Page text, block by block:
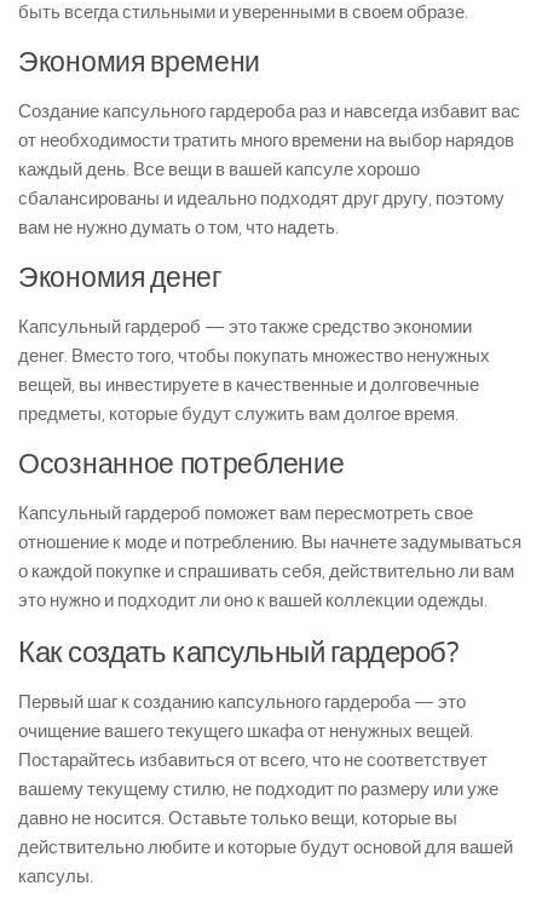
быть всегда стильными и уверенными в своем образе.
Экономия времени
Создание капсульного гардероба раз и навсегда избавит вас
от необходимости тратить много времени на выбор нарядов
каждый день. Все вещи в вашей капсуле хорошо
сбалансированы и идеально подходят друг другу, поэтому
вам не нужно думать о том, что надеть.
Экономия денег
Капсульный гардероб — это также средство экономии
денег. Вместо того, чтобы покупать множество ненужных
вещей, вы инвестируете в качественные и долговечные
предметы, которые будут служить вам долгое время.
Осознанное потребление
Капсульный гардероб поможет вам пересмотреть свое
отношение к моде и потреблению. Вы начнете задумываться
о каждой покупке и спрашивать себя, действительно ли вам
это нужно и подходит ли оно к вашей коллекции одежды.
Как создать капсульный гардероб?
Первый шаг к созданию капсульного гардероба — это
очищение вашего текущего шкафа от ненужных вещей.
Постарайтесь избавиться от всего, что не соответствует
вашему текущему стилю, не подходит по размеру или уже
давно не носится. Оставьте только вещи, которые вы
действительно любите и которые будут основой для вашей
капсулы.